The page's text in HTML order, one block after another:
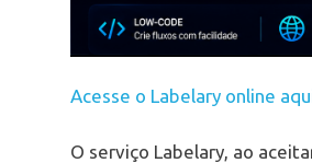
Acesse o Labelary online
O serviço Labelary, ao